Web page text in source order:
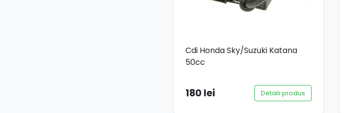
Cdi Honda Sky/Suzuki Katana
50cc
180 lei Detalii produs